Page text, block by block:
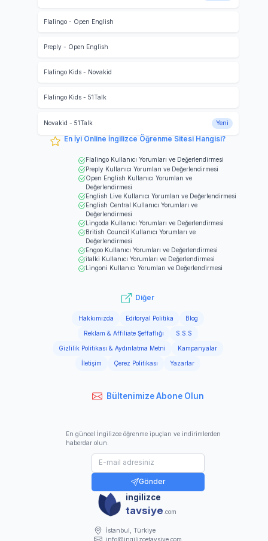
Flalingo- Open English
Preply- Open English
Flalingo Kids- Novakid
Flalingo Kids- 51Talk
Novakid - 51Talk Yeni
En İyi Online İngilizce Öğrenme Sitesi Hangisi?
Flalingo Kullanıcı Yorumları ve Değerlendirmesi
Preply Kullanıcı Yorumları ve Değerlendirmesi
Open English Kullanıcı Yorumları ve
Değerlendirmesi
English Live Kullanıcı Yorumları ve Değerlendirmesi
English Central Kullanıcı Yorumları ve
Değerlendirmesi
Lingoda Kullanıcı Yorumları ve Değerlendirmesi
British Council Kullanıcı Yorumları ve
Değerlendirmesi
Engoo Kullanıcı Yorumları ve Değerlendirmesi
italki Kullanıcı Yorumları ve Değerlendirmesi
Lingoni Kullanıcı Yorumları ve Değerlendirmesi
Diğer
Hakkımızda Editoryal Politika Blog
Reklam & Affiliate Şeffaflığı S.S.S
Gizlilik Politikası & Aydınlatma Metni Kampanyalar
İletişim Çerez Politikası Yazarlar
Bültenimize Abone Olun
En güncel İngilizce öğrenme ipuçları ve indirimlerden
haberdar olun.
Gönder
ingilizce
tavsiye .com
İstanbul, Türkiye
info@ingilizcetavsiye.com